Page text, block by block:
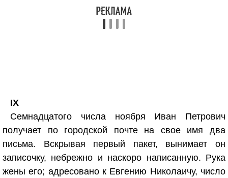
IX
Семнадцатого числа ноября Иван Петрович
получает по городской почте на свое имя два
письма. Вскрывая первый пакет, вынимает он
записочку, небрежно и наскоро написанную. Рука
жены его; адресовано к Евгению Николаичу, число